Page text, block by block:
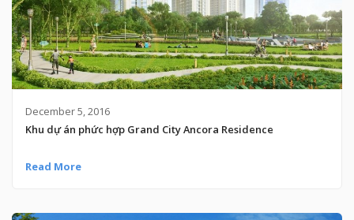
December 5, 2016
Khu dự án phức hợp Grand City Ancora Residence
Read More